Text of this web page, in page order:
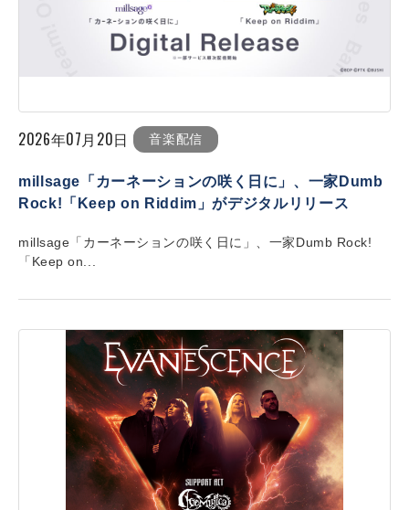
2026年07月20日 音楽配信
millsage「カーネーションの咲く日に」、一家Dumb
Rock!「Keep on Riddim」がデジタルリリース
millsage「カーネーションの咲く日に」、一家Dumb Rock!
「Keep on...